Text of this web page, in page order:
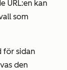
URL:en kan
som
för sidan
den